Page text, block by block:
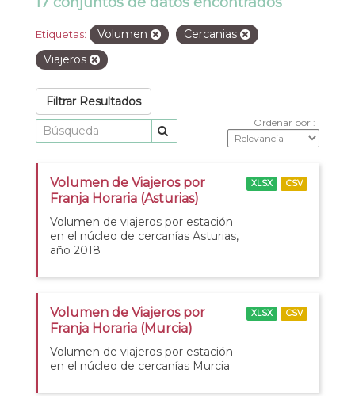
Etiquetas: Volumen
Cercanias
Viajeros
Filtrar Resultados
Ordenar por
Volumen de Viajeros por
Franja Horaria (Asturias)
Volumen de viajeros por estación
en el núcleo de cercanías Asturias,
año 2018
XLSX CSV
Volumen de Viajeros por
Franja Horaria (Murcia)
Volumen de viajeros por estación
en el núcleo de cercanías Murcia
XLSX CSV